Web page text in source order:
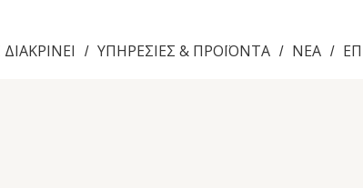
/ ΥΠΗΡΕΣΙΕΣ & ΠΡΟΪΟΝΤΑ / NEA /